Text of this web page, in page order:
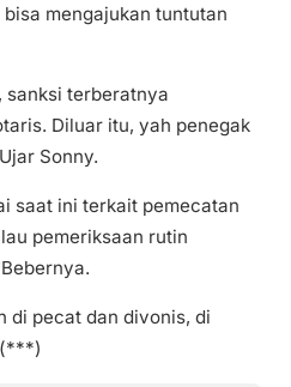
mengajukan tuntutan
sanksi terberatnya
Diluar itu, yah penegak
Sonny.
saat ini terkait pemecatan
pemeriksaan rutin
di pecat dan divonis, di